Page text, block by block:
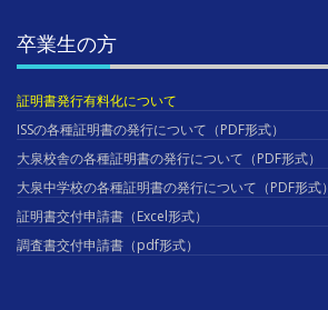
卒業生の方
証明書発行有料化について
ISSの各種証明書の発行について（PDF形式）
大泉校舎の各種証明書の発行について（PDF形式）
大泉中学校の各種証明書の発行について（PDF形式）
証明書交付申請書（Excel形式）
調査書交付申請書（pdf形式）